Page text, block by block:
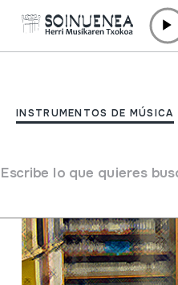
INSTRUMENTOS DE MÚSICA
Escribe lo que quieres
Investiga
Investiga en